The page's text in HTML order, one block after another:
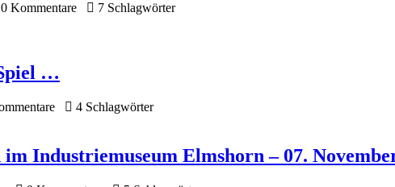
0 Kommentare
7 Schlagwörter
…
4 Schlagwörter
im Industriemuseum Elmshorn – 07.